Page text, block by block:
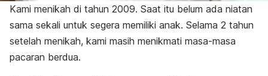
Kami menikah di tahun 2009. Saat itu belum ada niatan
sama sekali untuk segera memiliki anak. Selama 2 tahun
setelah menikah, kami masih menikmati masa-masa
pacaran berdua.